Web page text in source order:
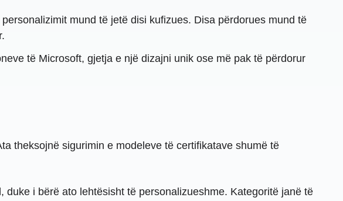
mund të jetë disi kufizues. Disa përdorues mund të
të Microsoft, gjetja e një dizajni unik ose më pak të përdorur
theksojnë sigurimin e modeleve të certifikatave shumë të
i bërë ato lehtësisht të personalizueshme. Kategoritë janë të